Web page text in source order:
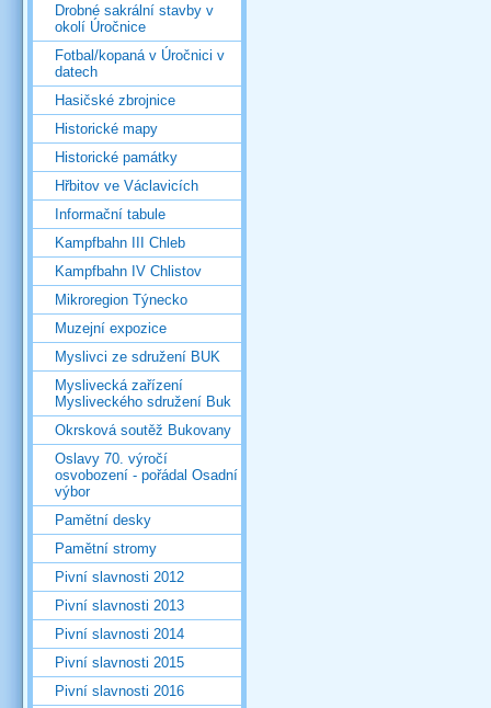
Drobné sakrální stavby v
okolí Úročnice
Fotbal/kopaná v Úročnici v
datech
Hasičské zbrojnice
Historické mapy
Historické památky
Hřbitov ve Václavicích
Informační tabule
Kampfbahn III Chleb
Kampfbahn IV Chlistov
Mikroregion Týnecko
Muzejní expozice
Myslivci ze sdružení BUK
Myslivecká zařízení
Mysliveckého sdružení Buk
Okrsková soutěž Bukovany
Oslavy 70. výročí
osvobození - pořádal Osadní
výbor
Pamětní desky
Pamětní stromy
Pivní slavnosti 2012
Pivní slavnosti 2013
Pivní slavnosti 2014
Pivní slavnosti 2015
Pivní slavnosti 2016